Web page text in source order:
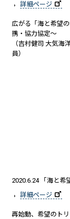
詳細ページ
広がる「海と希望
携・協力協定～
（吉村健司 大気海
員）
2020.6.24 「海と希
詳細ページ
再始動、希望のト